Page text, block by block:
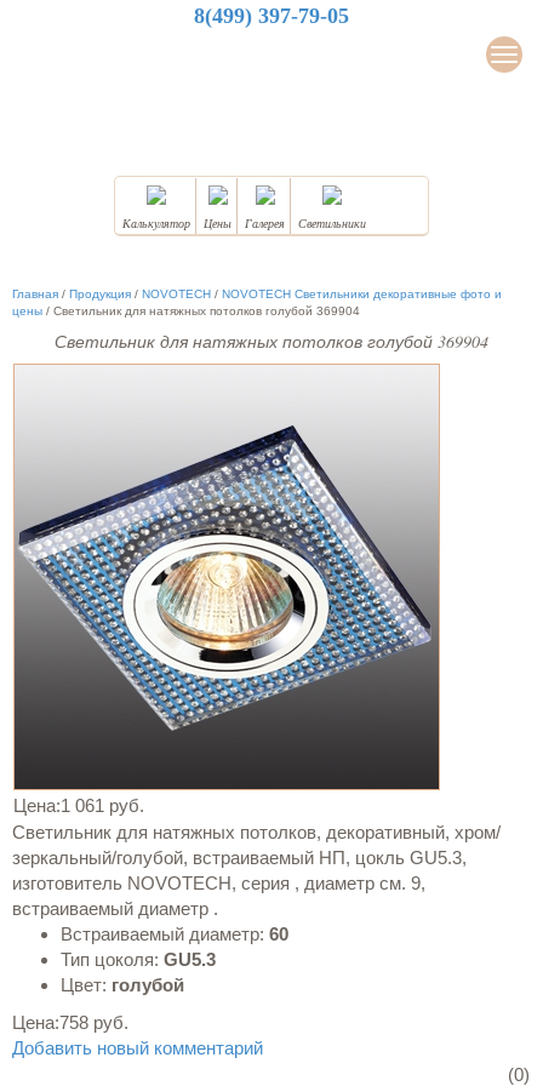
8(499) 397-79-05
Калькулятор Цены Галерея Светильники
Главная / Продукция / NOVOTECH / NOVOTECH Светильники декоративные фото и
цены / Светильник для натяжных потолков голубой 369904
Светильник для натяжных потолков голубой 369904
Цена:1 061 руб.
Светильник для натяжных потолков, декоративный, хром/
зеркальный/голубой, встраиваемый НП, цокль GU5.3,
изготовитель NOVOTECH, серия , диаметр см. 9,
встраиваемый диаметр .
Встраиваемый диаметр: 60
Тип цоколя: GU5.3
Цвет: голубой
Цена:758 руб.
Добавить новый комментарий
(0)